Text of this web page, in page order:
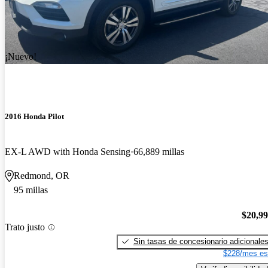
¡Nuevo!
2016 Honda Pilot
EX-L AWD with Honda Sensing 66,889 millas
Redmond, OR
95 millas
Trato justo
Sin tasas de concesionario adicionales
$228/mes